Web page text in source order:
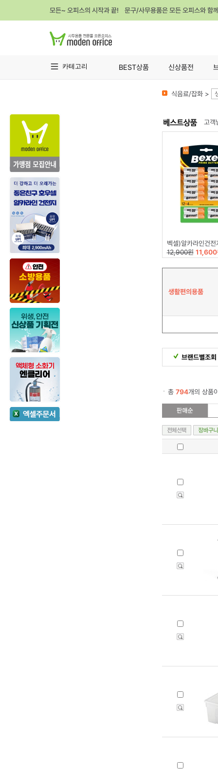
모든~ 오피스의 시작과 끝! 문구/사무용품은 모든 오피스와 함
카테고리 BEST상품 신상품전
식음료/잡화 >
고객
벡셀)알카라인건전지
12,900원 11,600
생활편의용품
브랜드별조회
총 794개의 상품